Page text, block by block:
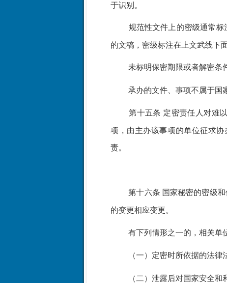
于识别。
规范性文件上的密级通常
的文稿，密级标注在上文武线下
未标明保密期限或者解密条
承办的文件、事项不属于国
第十五条 定密责任人对难
项，由主办该事项的单位征求
责。
第十六条 国家秘密的密级
的变更相应变更。
有下列情形之一的，相关单
（一）定密时所依据的法律
（二）泄露后对国家安全和